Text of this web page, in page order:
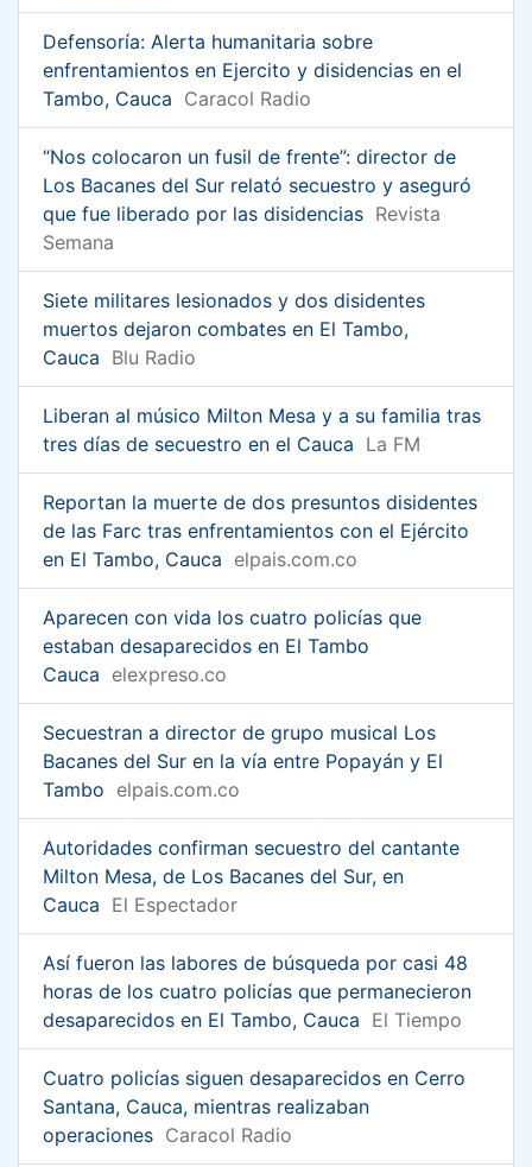
Defensoría: Alerta humanitaria sobre
enfrentamientos en Ejercito y disidencias en el
Tambo, Cauca Caracol Radio
“Nos colocaron un fusil de frente”: director de
Los Bacanes del Sur relató secuestro y aseguró
que fue liberado por las disidencias Revista
Semana
Siete militares lesionados y dos disidentes
muertos dejaron combates en El Tambo,
Cauca Blu Radio
Liberan al músico Milton Mesa y a su familia tras
tres días de secuestro en el Cauca La FM
Reportan la muerte de dos presuntos disidentes
de las Farc tras enfrentamientos con el Ejército
en El Tambo, Cauca elpais.com.co
Aparecen con vida los cuatro policías que
estaban desaparecidos en El Tambo
Cauca elexpreso.co
Secuestran a director de grupo musical Los
Bacanes del Sur en la vía entre Popayán y El
Tambo elpais.com.co
Autoridades confirman secuestro del cantante
Milton Mesa, de Los Bacanes del Sur, en
Cauca El Espectador
Así fueron las labores de búsqueda por casi 48
horas de los cuatro policías que permanecieron
desaparecidos en El Tambo, Cauca El Tiempo
Cuatro policías siguen desaparecidos en Cerro
Santana, Cauca, mientras realizaban
operaciones Caracol Radio